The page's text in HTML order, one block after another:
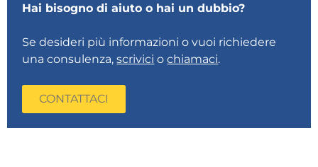
Hai bisogno di aiuto o hai un dubbio?
Se desideri più informazioni o vuoi richiedere
una consulenza,scrivici ochiamaci.
CONTATTACI